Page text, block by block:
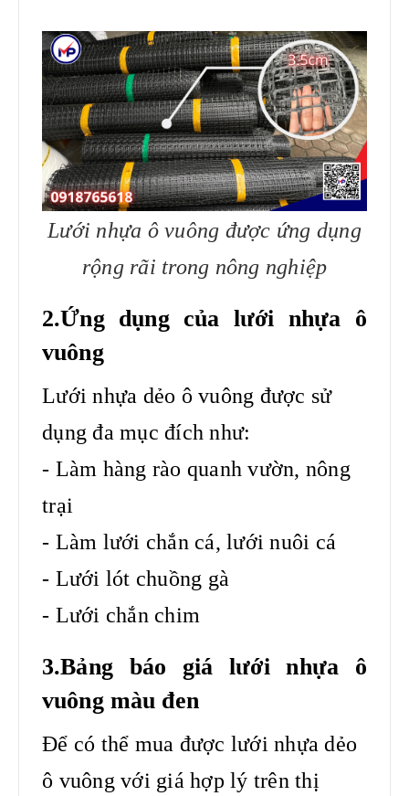
Lưới nhựa ô vuông được ứng dụng
rộng rãi trong nông nghiệp
2.Ứng dụng của lưới nhựa ô
vuông
Lưới nhựa dẻo ô vuông được sử
dụng đa mục đích như:
- Làm hàng rào quanh vườn, nông
trại
- Làm lưới chắn cá, lưới nuôi cá
- Lưới lót chuồng gà
- Lưới chắn chim
3.Bảng báo giá lưới nhựa ô
vuông màu đen
Để có thể mua được lưới nhựa dẻo
ô vuông với giá hợp lý trên thị